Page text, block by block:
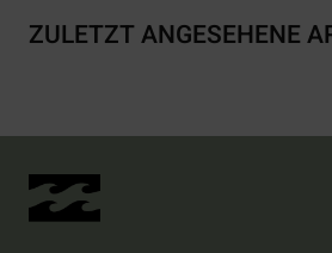
ZULETZT ANGESEHENE